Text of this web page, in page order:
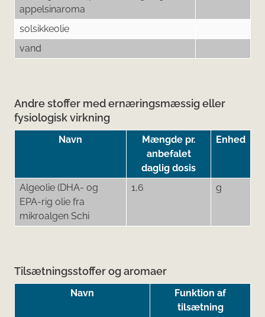
appelsinaroma
solsikkeolie
vand
Andre stoffer med ernæringsmæssig eller
fysiologisk virkning
Navn
Mængde pr.
anbefalet
daglig dosis
Enhed
Algeolie (DHA- og
EPA-rig olie fra
mikroalgen Schi
1,6 g
Tilsætningsstoffer og aromaer
Navn
Funktion af
tilsætning